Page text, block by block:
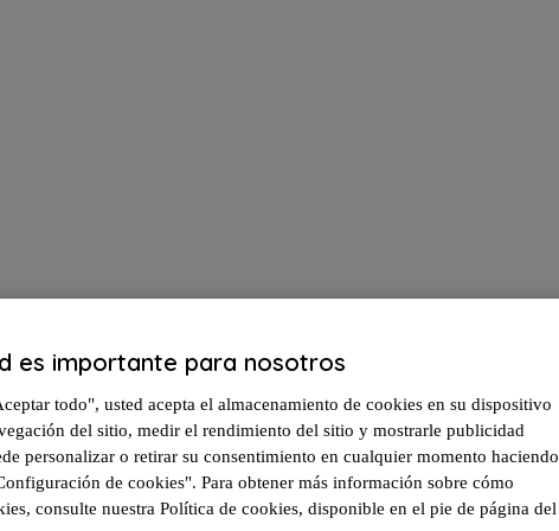
múltiple?
es importante para nosotros
todo", usted acepta el almacenamiento de cookies en su dispositivo
del sitio, medir el rendimiento del sitio y mostrarle publicidad
personalizar o retirar su consentimiento en cualquier momento haciendo
de cookies". Para obtener más información sobre cómo
consulte nuestra Política de cookies, disponible en el pie de página del